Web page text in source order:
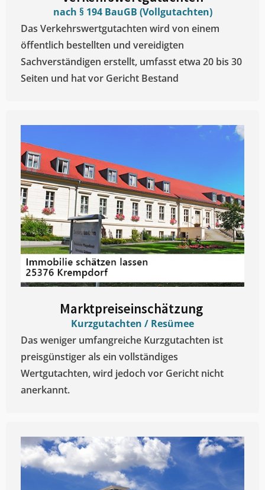
nach § 194 BauGB (Vollgutachten)
Das Verkehrswertgutachten wird von einem
öffentlich bestellten und vereidigten
Sachverständigen erstellt, umfasst etwa 20 bis 30
Seiten und hat vor Gericht Bestand
Marktpreiseinschätzung ​
Kurzgutachten / Resümee
Das weniger umfangreiche Kurzgutachten ist
preisgünstiger als ein vollständiges
Wertgutachten, wird jedoch vor Gericht nicht
anerkannt.